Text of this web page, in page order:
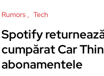
Rumors Tech
Spotify
cumpărat Car
abonamentele